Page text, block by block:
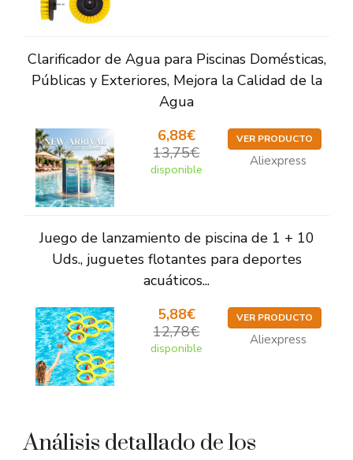
Clarificador de Agua para Piscinas Domésticas,
Públicas y Exteriores, Mejora la Calidad de la
Agua
6,88€
13,75€
disponible
VER PRODUCTO
Aliexpress
Juego de lanzamiento de piscina de 1 + 10
Uds., juguetes flotantes para deportes
acuáticos...
5,88€
12,78€
disponible
VER PRODUCTO
Aliexpress
Análisis detallado de los